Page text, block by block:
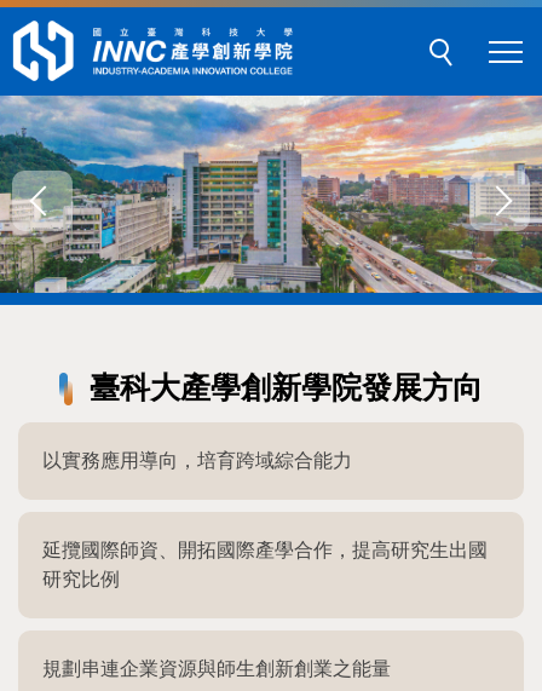
跳
主
要
內
容
區
塊
臺科大產學創新學院發展方向
以實務應用導向，培育跨域綜合能力
延攬國際師資、開拓國際產學合作，提高研究生出國
研究比例
規劃串連企業資源與師生創新創業之能量